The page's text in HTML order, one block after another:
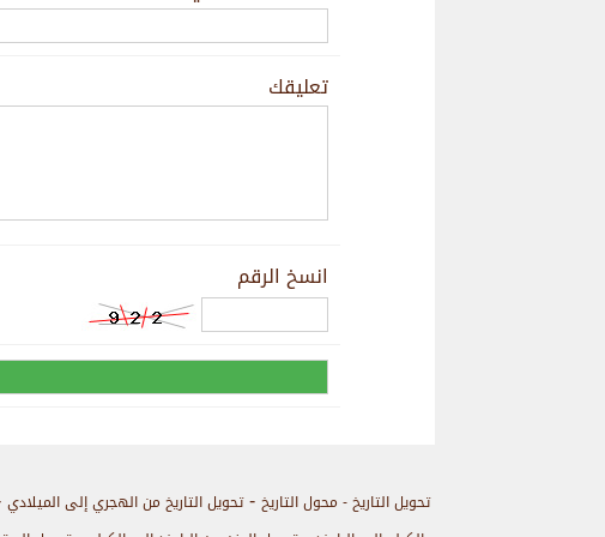
تعليقك
انسخ الرقم
تحويل التاريخ - محول التاريخ -تحويل التاريخ من الهجري إلى الميلادي